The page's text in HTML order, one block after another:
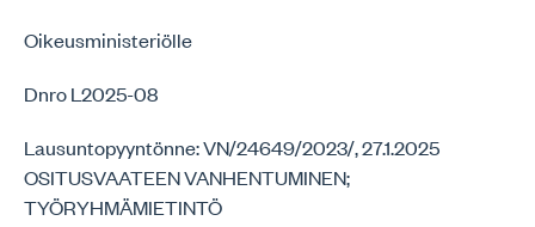
Oikeusministeriölle
Dnro L2025-08
Lausuntopyyntönne: VN/24649/2023/, 27.1.2025
OSITUSVAATEEN VANHENTUMINEN;
TYÖRYHMÄMIETINTÖ